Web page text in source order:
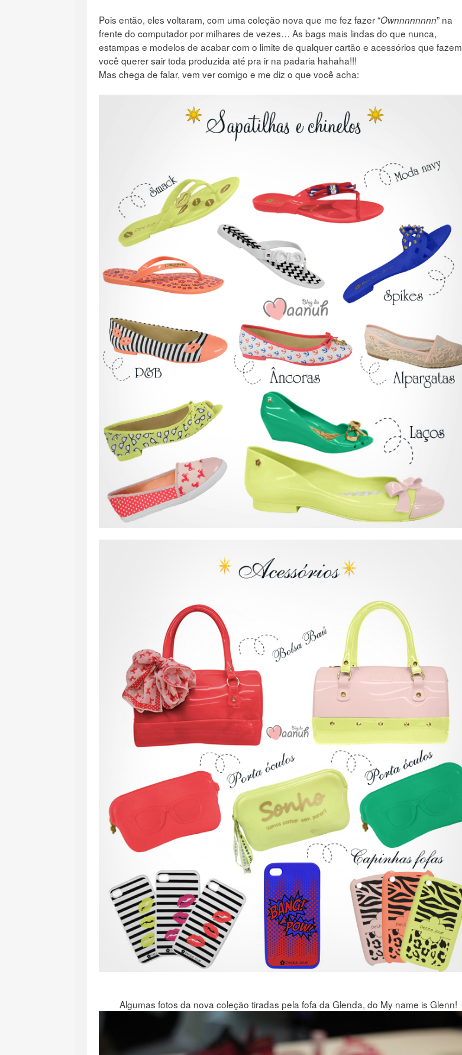
Pois então, eles voltaram, com uma coleção nova que me fez fazer “Ownnnnnnnn” na
frente do computador por milhares de vezes… As bags mais lindas do que nunca,
estampas e modelos de acabar com o limite de qualquer cartão e acessórios que fazem
você querer sair toda produzida até pra ir na padaria hahaha!!!
Mas chega de falar, vem ver comigo e me diz o que você acha:
Algumas fotos da nova coleção tiradas pela fofa da Glenda, do My name is Glenn!